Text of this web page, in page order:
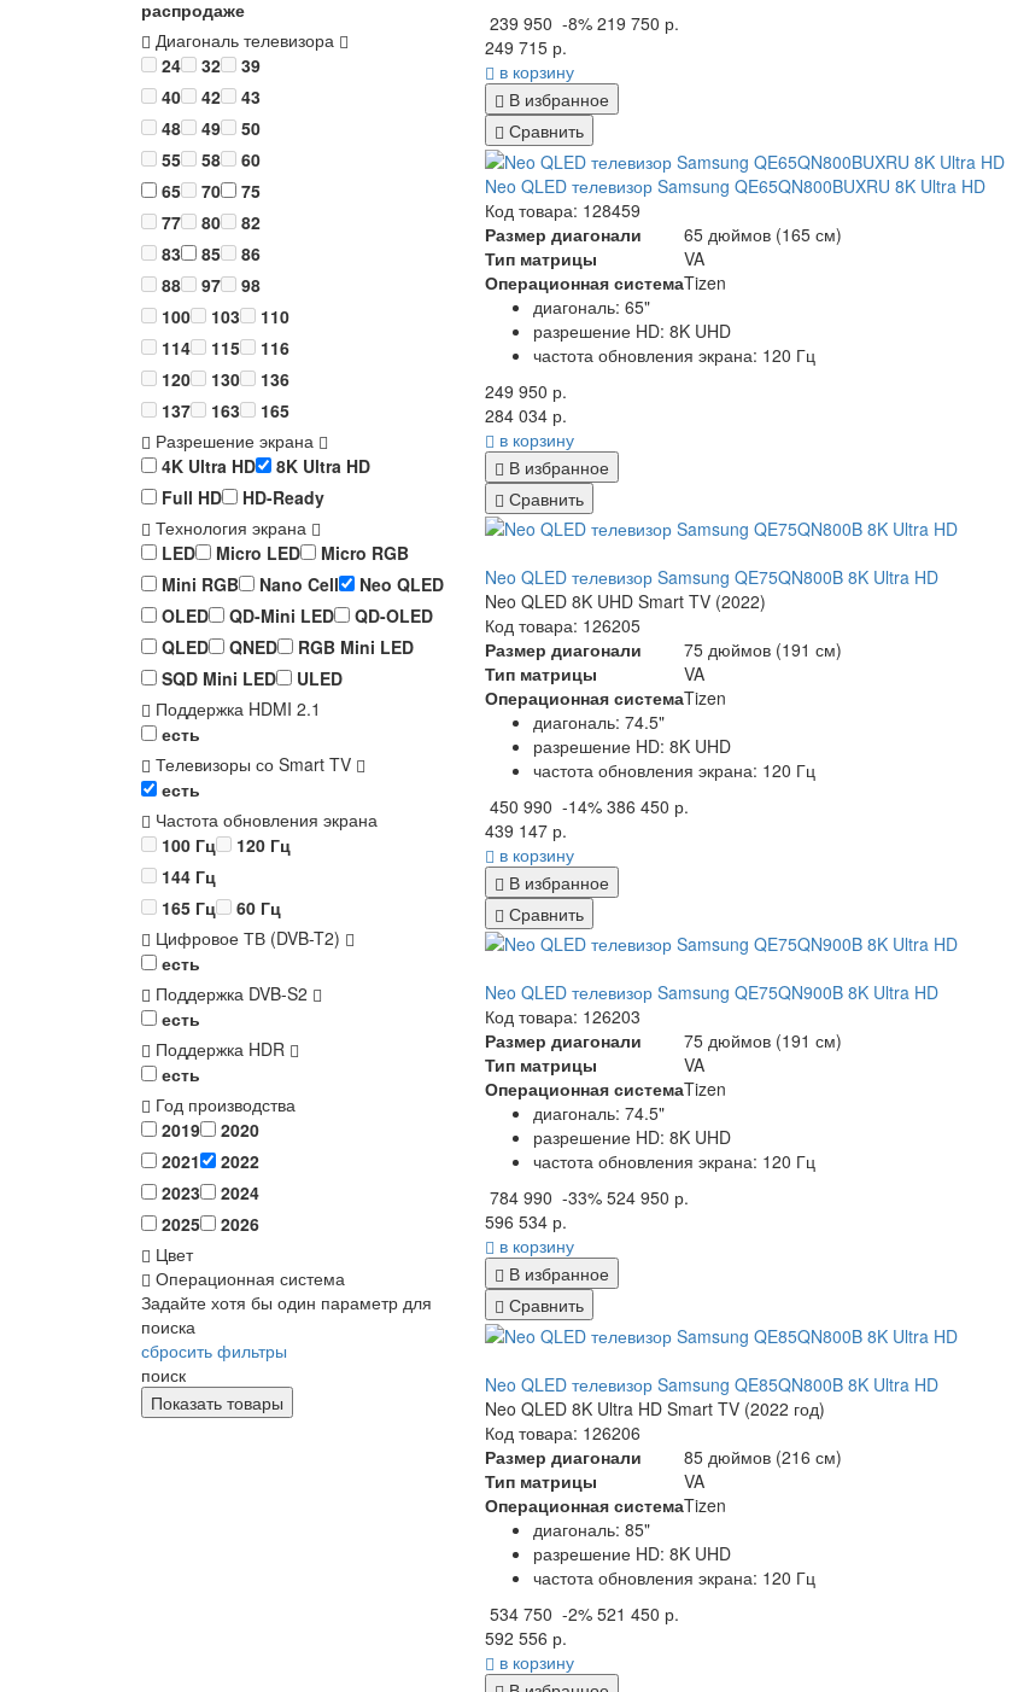
распродаже
Диагональ телевизора
24
32
39
40
42
43
48
49
50
55
58
60
65
70
75
77
80
82
83
85
86
88
97
98
100
103
110
114
115
116
120
130
136
137
163
165
Разрешение экрана
4K Ultra HD
8K Ultra HD
Full HD
HD-Ready
Технология экрана
LED
Micro LED
Micro RGB
Mini RGB
Nano Cell
Neo QLED
OLED
QD-Mini LED
QD-OLED
QLED
QNED
RGB Mini LED
SQD Mini LED
ULED
Поддержка HDMI 2.1
есть
Телевизоры со Smart TV
есть
Частота обновления экрана
100 Гц
120 Гц
144 Гц
165 Гц
60 Гц
Цифровое ТВ (DVB-T2)
есть
Поддержка DVB-S2
есть
Поддержка HDR
есть
Год производства
2019
2020
2021
2022
2023
2024
2025
2026
Цвет
Операционная система
Задайте хотя бы один параметр для
поиска
сбросить фильтры
поиск
239 950 -8% 219 750 р.
249 715 р.
в корзину
В избранное
Сравнить
Neo QLED телевизор Samsung QE65QN800BUXRU 8K Ultra HD
Код товара: 128459
Размер диагонали
65 дюймов (165 см)
Тип матрицы
VA
Операционная системаTizen
диагональ: 65"
разрешение HD: 8K UHD
частота обновления экрана: 120 Гц
249 950 р.
284 034 р.
в корзину
В избранное
Сравнить
Neo QLED телевизор Samsung QE75QN800B 8K Ultra HD
Neo QLED 8K UHD Smart TV (2022)
Код товара: 126205
Размер диагонали
75 дюймов (191 см)
Тип матрицы
VA
Операционная системаTizen
диагональ: 74.5"
разрешение HD: 8K UHD
частота обновления экрана: 120 Гц
450 990 -14% 386 450 р.
439 147 р.
в корзину
В избранное
Сравнить
Neo QLED телевизор Samsung QE75QN900B 8K Ultra HD
Код товара: 126203
Размер диагонали
75 дюймов (191 см)
Тип матрицы
VA
Операционная системаTizen
диагональ: 74.5"
разрешение HD: 8K UHD
частота обновления экрана: 120 Гц
784 990 -33% 524 950 р.
596 534 р.
в корзину
В избранное
Сравнить
Neo QLED телевизор Samsung QE85QN800B 8K Ultra HD
Neo QLED 8K Ultra HD Smart TV (2022 год)
Код товара: 126206
Размер диагонали
85 дюймов (216 см)
Тип матрицы
VA
Операционная системаTizen
диагональ: 85"
разрешение HD: 8K UHD
частота обновления экрана: 120 Гц
534 750 -2% 521 450 р.
592 556 р.
в корзину